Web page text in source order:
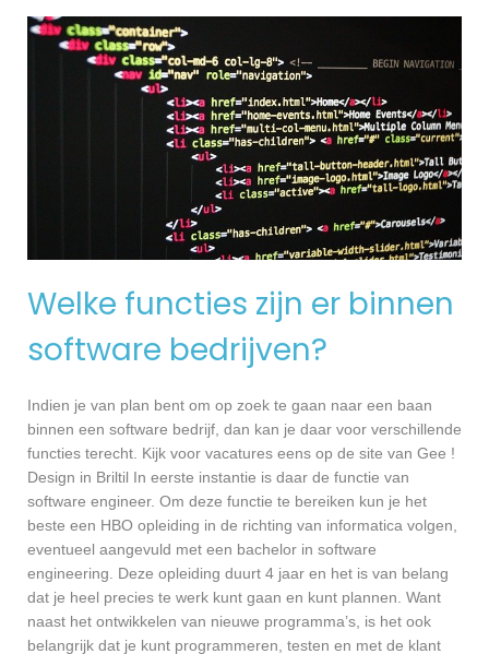
Welke functies zijn er binnen
software bedrijven?
Indien je van plan bent om op zoek te gaan naar een baan
binnen een software bedrijf, dan kan je daar voor verschillende
functies terecht. Kijk voor vacatures eens op de site van Gee !
Design in Briltil In eerste instantie is daar de functie van
software engineer. Om deze functie te bereiken kun je het
beste een HBO opleiding in de richting van informatica volgen,
eventueel aangevuld met een bachelor in software
engineering. Deze opleiding duurt 4 jaar en het is van belang
dat je heel precies te werk kunt gaan en kunt plannen. Want
naast het ontwikkelen van nieuwe programma’s, is het ook
belangrijk dat je kunt programmeren, testen en met de klant